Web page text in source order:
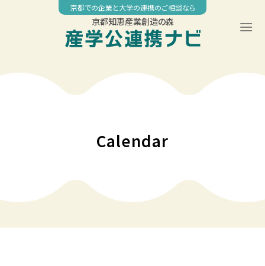
京都での企業と大学の連携のご相談なら
京都知恵産業創造の森
Calendar
04:00